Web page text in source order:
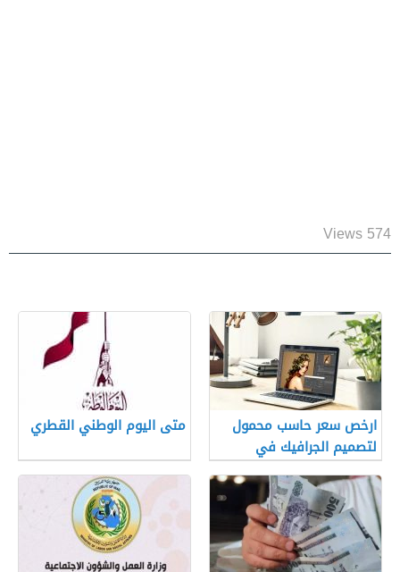
574 Views
ارخص سعر حاسب محمول
لتصميم الجرافيك في
السعودية
متى اليوم الوطني القطري